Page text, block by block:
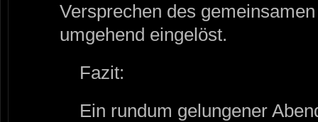
Versprechen des
umgehend eingelöst.
Fazit:
Ein rundum gelungener